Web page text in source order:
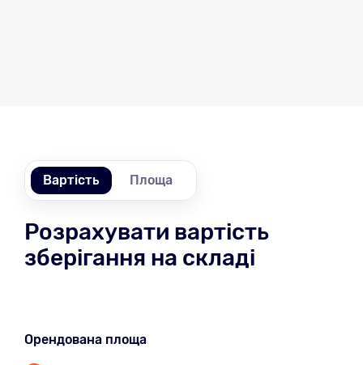
Вартість Площа
Розрахувати вартість
зберігання на складі
Орендована площа